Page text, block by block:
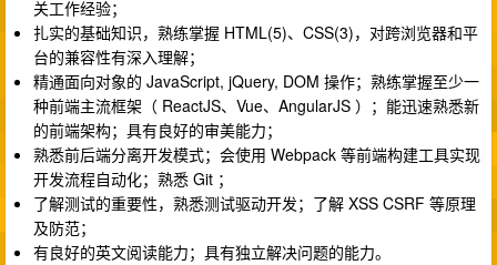
关工作经验；
扎实的基础知识，熟练掌握 HTML(5)、CSS(3)，对跨浏览器和平
台的兼容性有深入理解；
精通面向对象的 JavaScript, jQuery, DOM 操作；熟练掌握至少一
种前端主流框架（ ReactJS、Vue、AngularJS ）；能迅速熟悉新
的前端架构；具有良好的审美能力；
熟悉前后端分离开发模式；会使用 Webpack 等前端构建工具实现
开发流程自动化；熟悉 Git ；
了解测试的重要性，熟悉测试驱动开发；了解 XSS CSRF 等原理
及防范；
有良好的英文阅读能力；具有独立解决问题的能力。